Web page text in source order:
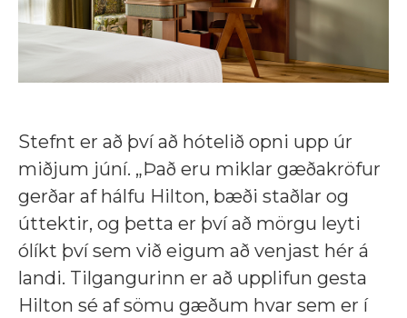
Stefnt er að því að hótelið opni upp úr
miðjum júní. „Það eru miklar gæðakröfur
gerðar af hálfu Hilton, bæði staðlar og
úttektir, og þetta er því að mörgu leyti
ólíkt því sem við eigum að venjast hér á
landi. Tilgangurinn er að upplifun gesta
Hilton sé af sömu gæðum hvar sem er í